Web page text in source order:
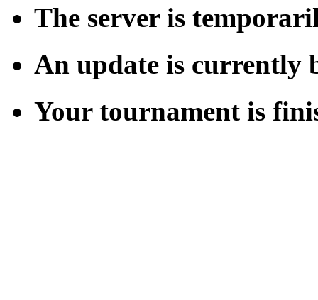
The server is
An update is currently
Your tournament is